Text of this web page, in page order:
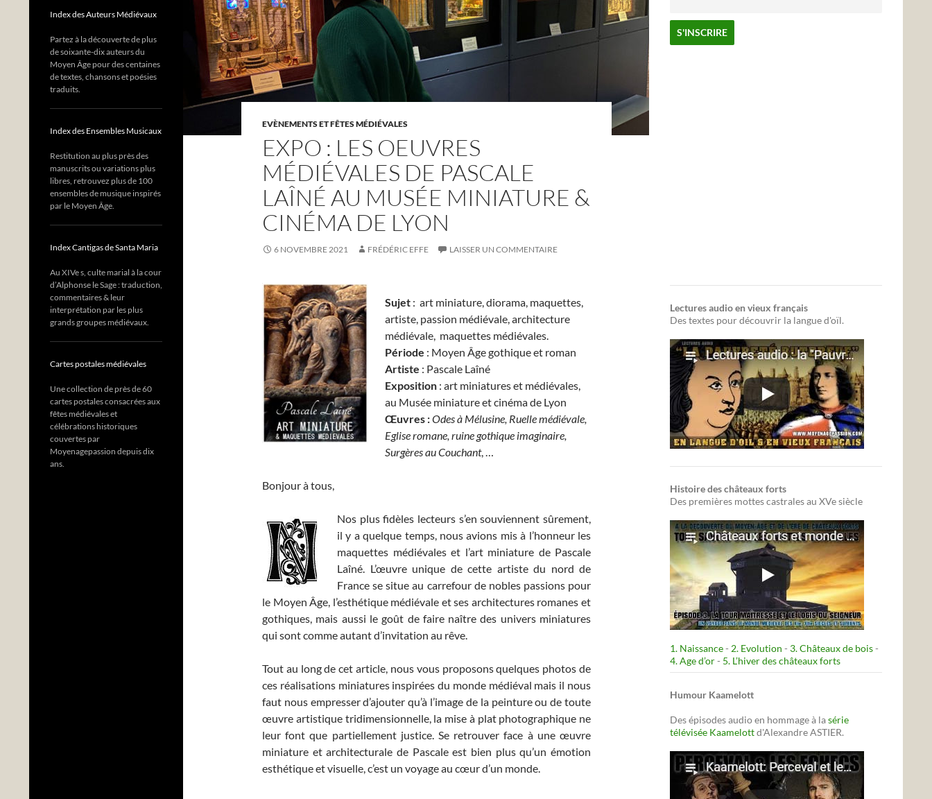
EVÈNEMENTS ET FÊTES MÉDIÉVALES
EXPO : LES OEUVRES
MÉDIÉVALES DE PASCALE
LAÎNÉ AU MUSÉE MINIATURE &
CINÉMA DE LYON
6 NOVEMBRE 2021 FRÉDÉRIC EFFE LAISSER UN COMMENTAIRE
Sujet : art miniature, diorama, maquettes,
artiste, passion médiévale, architecture
médiévale, maquettes médiévales.
Période : Moyen Âge gothique et roman
Artiste : Pascale Laîné
Exposition : art miniatures et médiévales,
au Musée miniature et cinéma de Lyon
Œuvres :Odes à Mélusine, Ruelle médiévale,
Eglise romane, ruine gothique imaginaire,
Surgères au Couchant, …
Bonjour à tous,
Nos plus fidèles lecteurs s’en souviennent sûrement,
il y a quelque temps, nous avions mis à l’honneur les
maquettes médiévales et l’art miniature de Pascale
Laîné. L’œuvre unique de cette artiste du nord de
France se situe au carrefour de nobles passions pour
le Moyen Âge, l’esthétique médiévale et ses architectures romanes et
gothiques, mais aussi le goût de faire naître des univers miniatures
qui sont comme autant d’invitation au rêve.
Tout au long de cet article, nous vous proposons quelques photos de
ces réalisations miniatures inspirées du monde médiéval mais il nous
faut nous empresser d’ajouter qu’à l’image de la peinture ou de toute
œuvre artistique tridimensionnelle, la mise à plat photographique ne
leur font que partiellement justice. Se retrouver face à une œuvre
miniature et architecturale de Pascale est bien plus qu’un émotion
esthétique et visuelle, c’est un voyage au cœur d’un monde.
Lectures audio en vieux français
Des textes pour découvrir la langue d'oïl.
Histoire des châteaux forts
Des premières mottes castrales au XVe siècle
1. Naissance- 2. Evolution - 3. Châteaux de bois-
4. Age d’or- 5. L’hiver des châteaux forts
Humour Kaamelott
Des épisodes audio en hommage à lasérie
télévisée Kaamelottd'Alexandre ASTIER.
Index des Auteurs Médiévaux
Partez à la découverte de plus
de soixante-dix auteurs du
Moyen Âge pour des centaines
de textes, chansons et poésies
traduits.
Index des Ensembles Musicaux
Restitution au plus près des
manuscrits ou variations plus
libres, retrouvez plus de 100
ensembles de musique inspirés
par le Moyen Âge.
Index Cantigas de Santa Maria
Au XIVe s, culte marial à la cour
d’Alphonse le Sage : traduction,
commentaires & leur
interprétation par les plus
grands groupes médiévaux.
Cartes postales médiévales
Une collection de près de 60
cartes postales consacrées aux
fêtes médiévales et
célébrations historiques
couvertes par
Moyenagepassion depuis dix
ans.